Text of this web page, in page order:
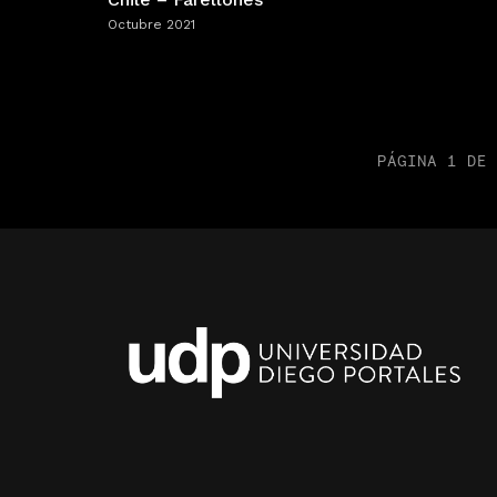
Octubre 2021
PÁGINA 1 DE